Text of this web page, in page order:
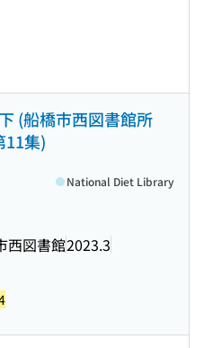
(船橋市西図書館所
11集)
西図書館2023.3
National Diet Library